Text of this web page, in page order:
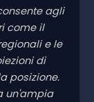
agli
come il
e le
di
posizione.
un'ampia